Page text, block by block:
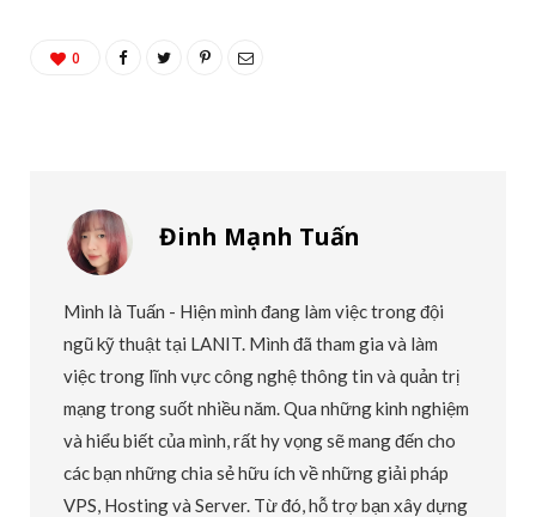
0
Đinh Mạnh Tuấn
Mình là Tuấn - Hiện mình đang làm việc trong đội
ngũ kỹ thuật tại LANIT. Mình đã tham gia và làm
việc trong lĩnh vực công nghệ thông tin và quản trị
mạng trong suốt nhiều năm. Qua những kinh nghiệm
và hiểu biết của mình, rất hy vọng sẽ mang đến cho
các bạn những chia sẻ hữu ích về những giải pháp
VPS, Hosting và Server. Từ đó, hỗ trợ bạn xây dựng